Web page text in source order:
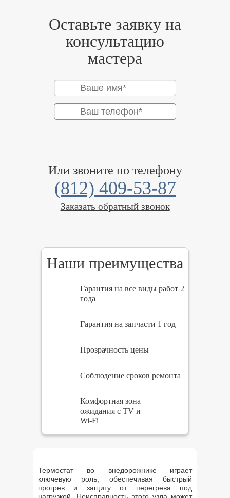
Оставьте заявку на
консультацию
мастера
Или звоните по телефону
(812) 409-53-87
Заказать обратный звонок
Наши преимущества
Гарантия на все виды работ 2
года
Гарантия на запчасти 1 год
Прозрачность цены
Соблюдение сроков ремонта
Комфортная зона
ожидания с TV и
Wi-Fi
Термостат во внедорожнике играет
ключевую роль, обеспечивая быстрый
прогрев и защиту от перегрева под